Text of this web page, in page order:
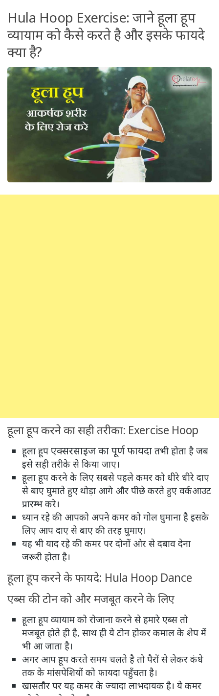
Hula Hoop Exercise: जाने हूला हूप
व्यायाम को कैसे करते है और इसके फायदे
क्या है?
हूला हूप करने का सही तरीका: Exercise Hoop
हूला हूप एक्सरसाइज का पूर्ण फायदा तभी होता है जब
इसे सही तरीके से किया जाए।
हूला हूप करने के लिए सबसे पहले कमर को धीरे धीरे दाए
से बाए घुमाते हुए थोड़ा आगे और पीछे करते हुए वर्कआउट
प्रारम्भ करे।
ध्यान रहे की आपको अपने कमर को गोल घुमाना है इसके
लिए आप दाए से बाए की तरह घुमाए।
यह भी याद रहे की कमर पर दोनों ओर से दबाव देना
जरूरी होता है।
हूला हूप करने के फायदे: Hula Hoop Dance
एब्स की टोन को और मजबूत करने के लिए
हूला हूप व्यायाम को रोजाना करने से हमारे एब्स तो
मजबूत होते ही है, साथ ही ये टोन होकर कमाल के शेप में
भी आ जाता है।
अगर आप हूप करते समय चलते है तो पैरों से लेकर कंधे
तक के मांसपेशियों को फायदा पहुँचता है।
खासतौर पर यह कमर के ज्यादा लाभदायक है। ये कमर